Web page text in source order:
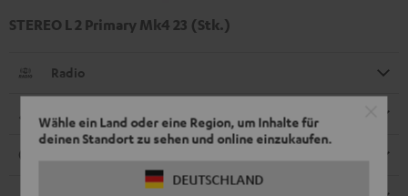
Wähle ein Land oder eine Region, um Inhalte für
deinen Standort zu sehen und online einzukaufen.
DEUTSCHLAND
STEREO L 2 Primary Mk4 23 (Stk.)
Radio
Abmessungen